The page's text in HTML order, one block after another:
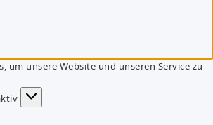
um unsere Website und unseren Service zu